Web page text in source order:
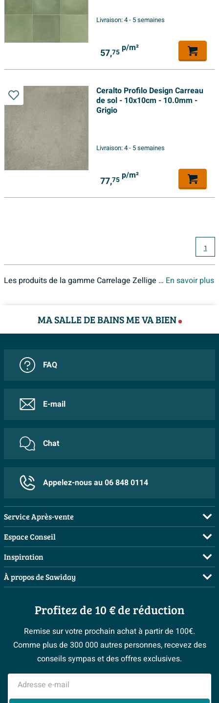
Livraison:4 - 5 semaines
57,75 p/m²
Ceralto Profilo Design Carreau
de sol - 10x10cm - 10.0mm -
Grigio
Livraison:4 - 5 semaines
77,75 p/m²
1
Les produits de la gamme Carrelage Zellige sont disponibles chez Sawiday. Si vous ne retrouveriez pas les produits de la gamme Carrelage Zellige en ligne, En savoir plus
MA SALLE DE BAINS ME VA BIEN
FAQ
E-mail
Chat
Appelez-nous au 06 848 0114
Service Après-vente
FAQ
Commander
Payer
Livraison / retrait
Garantie & réclamations
Politique d’avis
> Service client
Espace Conseil
Visite sur rendez-vous
Demandez votre devis
Planificateur 3D
Les bons tuyaux
Espace bricolage
> Espace Conseil
Inspiration
Salles de bains complètes
Inspiration toilettes
Moodboards
Magazine
#Mysawiday
> Inspiration salle de bains
À propos de Sawiday
Qui est Sawiday ?
Postes vacants
Espace Pro
BeCommerce
> Tout sur nos showrooms
Profitez de 10 € de réduction
Remise sur votre prochain achat à partir de 100€.
Comme plus de 300 000 autres personnes, recevez des
conseils sympas et des offres exclusives.
Adresse e-mail